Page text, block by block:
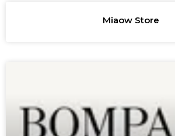
Miaow Store